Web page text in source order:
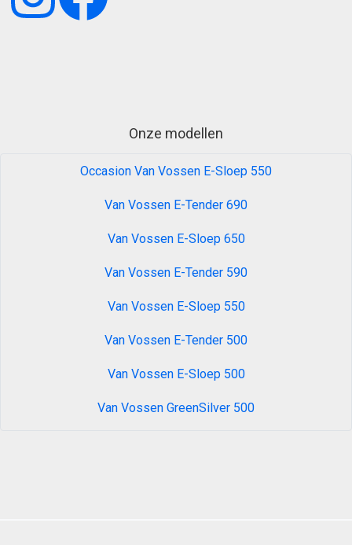
Onze modellen
Occasion Van Vossen E-Sloep 550
Van Vossen E-Tender 690
Van Vossen E-Sloep 650
Van Vossen E-Tender 590
Van Vossen E-Sloep 550
Van Vossen E-Tender 500
Van Vossen E-Sloep 500
Van Vossen GreenSilver 500